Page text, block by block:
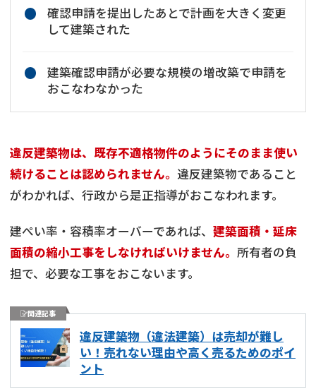
確認申請を提出したあとで計画を大きく変更
して建築された
建築確認申請が必要な規模の増改築で申請を
おこなわなかった
違反建築物は、既存不適格物件のようにそのまま使い
続けることは認められません。 違反建築物であること
がわかれば、行政から是正指導がおこなわれます。
建ぺい率・容積率オーバーであれば、 建築面積・延床
面積の縮小工事をしなければいけません。 所有者の負
担で、必要な工事をおこないます。
関連記事
違反建築物（違法建築）は売却が難し
い！売れない理由や高く売るためのポイ
ント